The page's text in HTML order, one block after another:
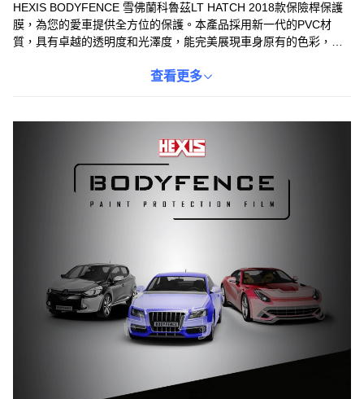
HEXIS BODYFENCE 雪佛蘭科魯茲LT HATCH 2018款保險桿保護
膜，為您的愛車提供全方位的保護。本產品採用新一代的PVC材
質，具有卓越的透明度和光澤度，能完美展現車身原有的色彩，同
修復細微刮痕，讓您的愛車隨時保持最佳狀態。建議施工時搭配
查看更多